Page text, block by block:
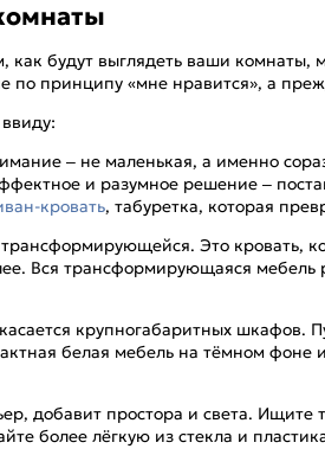
как будут выглядеть ваши
принципу «мне нравится», а
– не маленькая, а именно
и разумное решение –
кровать, табуретка, которая
Это кровать,
Вся трансформирующаяся мебель
крупногабаритных шкафов.
белая мебель на тёмном фоне
добавит простора и света. Ищите
более лёгкую из стекла и